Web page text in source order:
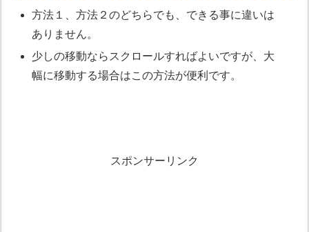
方法１、方法２のどちらでも、できる事に違いは
ありません。
少しの移動ならスクロールすればよいですが、大
幅に移動する場合はこの方法が便利です。
スポンサーリンク